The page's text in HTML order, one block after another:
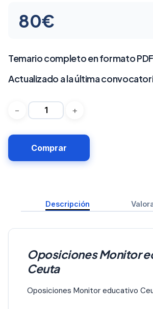
80€
Temario completo en formato
Actualizado a la última
Comprar
Descripción
Oposiciones Monitor
Ceuta
Oposiciones Monitor educativo